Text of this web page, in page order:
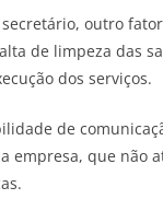
outro
de limpeza das
dos serviços.
de
empresa, que não